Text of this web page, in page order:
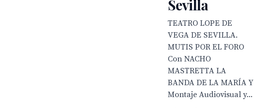
Sevilla
TEATRO LOPE DE
VEGA DE SEVILLA.
MUTIS POR EL FORO
Con NACHO
MASTRETTA LA
BANDA DE LA MARÍA Y
Montaje Audiovisual y...